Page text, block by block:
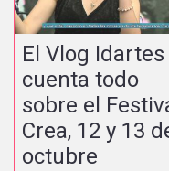
El Vlog Idartes
cuenta todo
sobre el
Crea, 12 y 13
octubre